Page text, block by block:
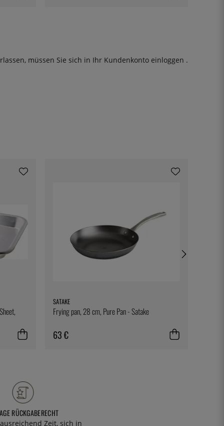
müssen Sie sich in Ihr Kundenkonto einloggen .
SATAKE
Frying pan, 28 cm, Pure Pan - Satake
63 €
RÜCKGABERECHT
Zeit, sich in